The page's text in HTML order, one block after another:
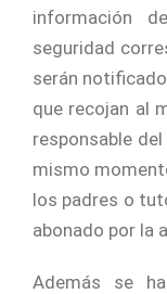
información
seguridad
serán
que recojan al
responsable
mismo
los padres o
abonado por la
Además se